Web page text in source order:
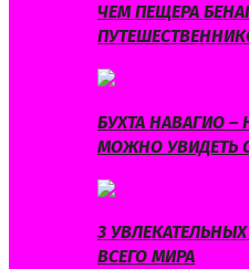
ЧЕМ ПЕЩЕРА
БУХТА НАВАГИО –
МОЖНО УВИДЕТЬ
3
ВСЕГО МИРА